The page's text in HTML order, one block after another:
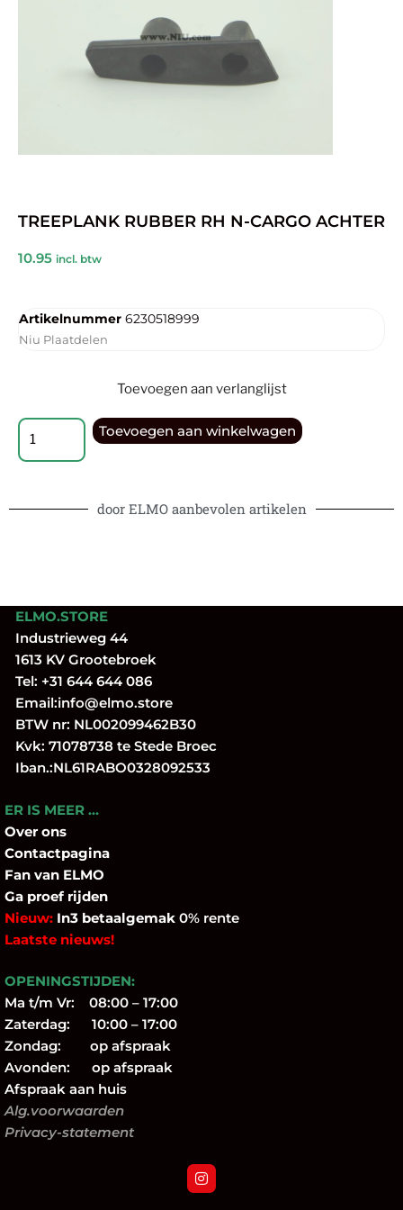
TREEPLANK RUBBER RH N-CARGO ACHTER
10.95 incl. btw
Artikelnummer 6230518999
Niu Plaatdelen
Toevoegen aan verlanglijst
Toevoegen aan winkelwagen
door ELMO aanbevolen artikelen
ELMO.STORE
Industrieweg 44
1613 KV Grootebroek
Tel: +31 644 644 086
Email:info@elmo.store
BTW nr: NL002099462B30
Kvk: 71078738 te Stede Broec
Iban.:NL61RABO0328092533
ER IS MEER …
Over ons
Contactpagina
Fan van ELMO
Ga proef rijden
Nieuw: In3 betaalgemak 0% rente
Laatste nieuws!
OPENINGSTIJDEN:
Ma t/m Vr: 08:00 – 17:00
Zaterdag: 10:00 – 17:00
Zondag: op afspraak
Avonden: op afspraak
Afspraak aan huis
Alg.voorwaarden
Privacy-statement